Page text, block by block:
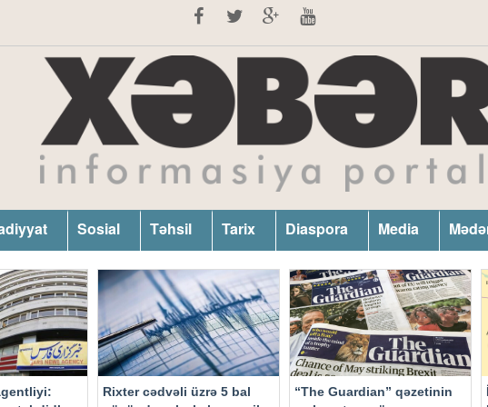
Sosial Təhsil Tarix Diaspora Media
Rixter cədvəli üzrə 5 bal
“The Guardian” qəzetinin